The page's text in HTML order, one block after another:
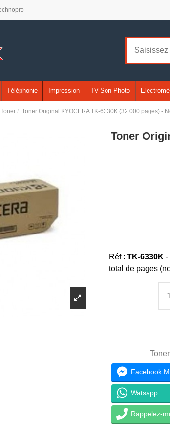
Téléphonie Impression TV-Son-Photo
Toner Toner Original KYOCERA TK-6330K (32 000 pages) -
Toner
Réf : TK-6330K -
total de pages
Facebook
Watsapp
Rappelez-